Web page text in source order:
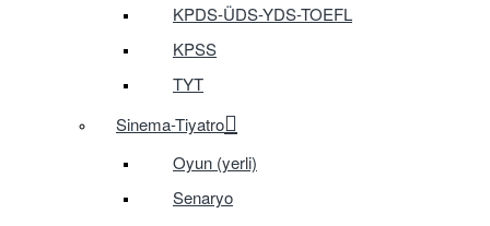
KPDS-ÜDS-YDS-TOEFL
KPSS
TYT
Sinema-Tiyatro
Oyun (yerli)
Senaryo